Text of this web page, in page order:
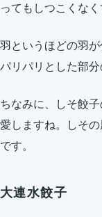
ってもしつこくな
羽というほどの羽
パリパリとした部分
ちなみに、しそ餃
愛しますね。しそ
です。
大連水餃子